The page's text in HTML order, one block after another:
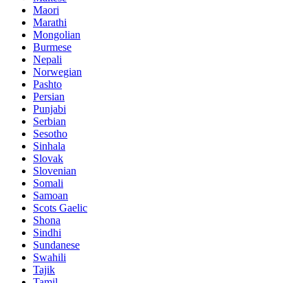
Maori
Marathi
Mongolian
Burmese
Nepali
Norwegian
Pashto
Persian
Punjabi
Serbian
Sesotho
Sinhala
Slovak
Slovenian
Somali
Samoan
Scots Gaelic
Shona
Sindhi
Sundanese
Swahili
Tajik